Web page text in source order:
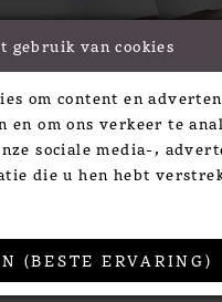
Click to zoom
Click to zoom
gebruik van cookies
om content en
en om ons verkeer te
sociale media-,
die u hen hebt
(BESTE ERVARING)